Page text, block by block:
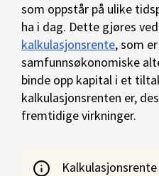
som oppstår på ulike
ha i dag. Dette gjøres
kalkulasjonsrente, som
samfunnsøkonomiske
binde opp kapital i et
kalkulasjonsrenten er,
fremtidige virkninger.